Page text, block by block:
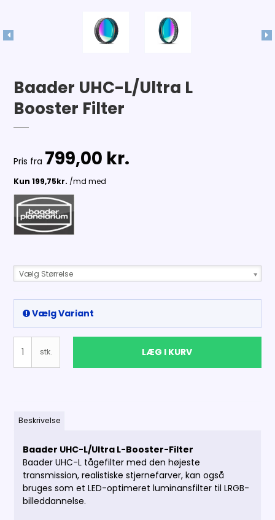
Baader UHC-L/Ultra L
Booster Filter
Pris fra 799,00 kr.
Vælg Størrelse
Vælg Variant
stk. LÆG I KURV
Beskrivelse
Baader UHC-L/Ultra L-Booster-Filter
Baader UHC-L tågefilter med den højeste
transmission, realistiske stjernefarver, kan også
bruges som et LED-optimeret luminansfilter til LRGB-
billeddannelse.